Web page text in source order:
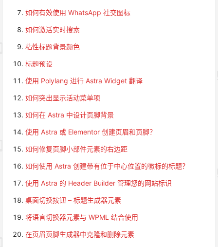
如何有效使用 WhatsApp 社交图标
如何激活实时搜索
粘性标题背景颜色
标题预设
使用 Polylang 进行 Astra Widget 翻译
如何突出显示活动菜单项
如何在 Astra 中设计页脚背景
使用 Astra 或 Elementor 创建页眉和页脚？
如何修复页脚小部件元素的右边距
如何使用 Astra 创建带有位于中心位置的徽标的标题？
使用 Astra 的 Header Builder 管理您的网站标识
桌面切换按钮 – 标题生成器元素
将语言切换器元素与 WPML 结合使用
在页眉页脚生成器中克隆和删除元素